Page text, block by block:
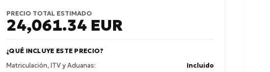
PRECIO TOTAL ESTIMADO
24,061.34 EUR
¿QUÉ INCLUYE ESTE PRECIO?
Matriculación, ITV y Aduanas:
Incluido